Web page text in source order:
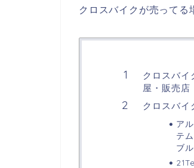
クロスバイクが売ってる
クロスバ
屋・販売店
クロスバイ
ア
テ
ブ